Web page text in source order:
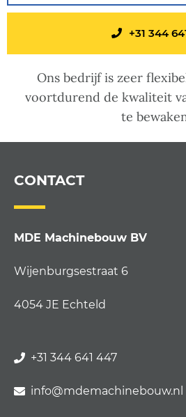
+31 344
Ons bedrijf is zeer
voortdurend de kwaliteit
te
CONTACT
MDE Machinebouw BV
Wijenburgsestraat 6
4054 JE Echteld
+31 344 641 447
info@mdemachinebouw.nl